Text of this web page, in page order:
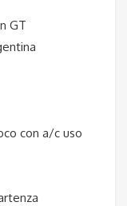
GT
con a/c uso